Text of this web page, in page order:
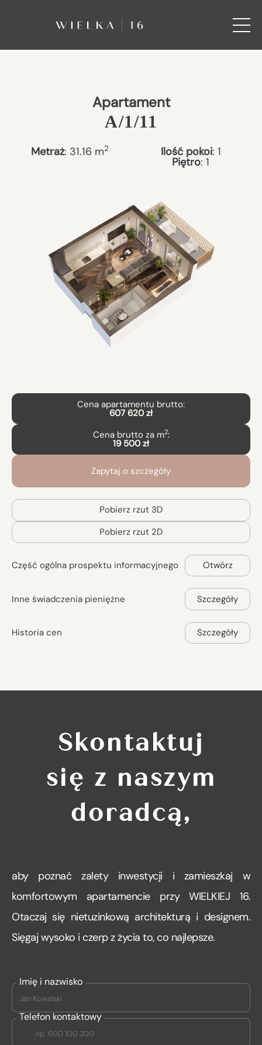
Apartament
A/1/11
Metraż: 31.16 m2 Ilość pokoi: 1
Piętro: 1
Cena apartamentu brutto:
607 620 zł
Cena brutto za m2:
19 500 zł
Zapytaj o szczegóły
Pobierz rzut 3D
Pobierz rzut 2D
Część ogólna prospektu informacyjnego Otwórz
Inne świadczenia pieniężne Szczegóły
Historia cen Szczegóły
Imię i nazwisko
Telefon kontaktowy
Skontaktuj
się z naszym
doradcą,
aby poznać zalety inwestycji i zamieszkaj w
komfortowym apartamencie przy WIELKIEJ 16.
Otaczaj się nietuzinkową architekturą i designem.
Sięgaj wysoko i czerp z życia to, co najlepsze.